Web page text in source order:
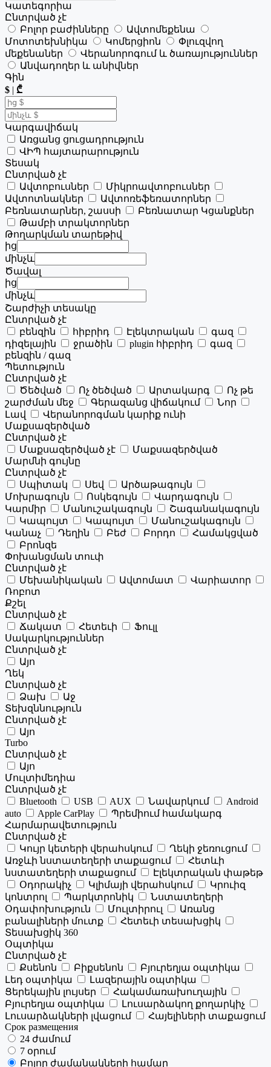
Կատեգորիա
Ընտրված չէ
Բոլոր բաժինները
Ավտոմեքենա
Մոտոտեխնիկա
Կոմերցիոն
Փլուզվող
մեքենաներ
Վերանորոգում և ծառայություններ
Անվադողեր և անիվներ
Գին
$ | ₾
Կարգավիճակ
Առցանց ցուցադրություն
ՎԻՊ հայտարարություն
Տեսակ
Ընտրված չէ
Ավտոբուսներ
Միկրոավտոբուսներ
Ավտոտնակներ
Ավտոռեֆեռատորներ
Բեռնատարներ, շասսի
Բեռնատար Կցանքներ
Թամբի տրակտորներ
Թողարկման տարեթիվ
ից
մինչև
Ծավալ
ից
մինչև
Շարժիչի տեսակը
Ընտրված չէ
բենզին
հիբրիդ Էլեկտրական
գազ
դիզելային
ջրածին plugin հիբրիդ
գազ
բենզին / գազ
Պետություն
Ընտրված չէ
Ծեծված
Ոչ ծեծված Արտակարգ
Ոչ թե
շարժման մեջ
Գերազանց վիճակում
Նոր
Լավ
Վերանորոգման կարիք ունի
Մաքսազերծված
Ընտրված չէ
Մաքսազերծված չէ
Մաքսազերծված
Մարմնի գույնը
Ընտրված չէ
Սպիտակ
Սեվ
Արծաթագույն
Մոխրագույն
Ոսկեգույն
Վարդագույն
Կարմիր
Մանուշակագույն
Շագանակագույն
Կապույտ
Կապույտ
Մանուշակագույն
Կանաչ
Դեղին Բեժ Բորդո
Համակցված
Բրոնզե
Փոխանցման տուփ
Ընտրված չէ
Մեխանիկական
Ավտոմատ
Վարիատոր
Ռոբոտ
Քշել
Ընտրված չէ
Ճակատ
Հետեւի
Ֆուլլ
Սակարկություններ
Ընտրված չէ
Այո
Ղեկ
Ընտրված չէ
Ձախ
Աջ
Տեխզննություն
Ընտրված չէ
Այո
Turbo
Ընտրված չէ
Այո
Մուլտիմեդիա
Ընտրված չէ
Bluetooth
USB AUX Նավարկում
Android
auto
Apple CarPlay
Պրեմիում համակարգ
Հարմարավետություն
Ընտրված չէ
Կույր կետերի վերահսկում
Ղեկի ջեռուցում
Առջևի նստատեղերի տաքացում
Հետևի
նստատեղերի տաքացում
Էլեկտրական փաթեթ
Օդորակիչ
Կլիմայի վերահսկում
Կրուիզ
կոնտրոլ
Պարկտրոնիկ
Նստատեղերի
Օդափոխություն
Մուլտիրուլ
Առանց
բանալիների մուտք
Հետեւի տեսախցիկ
Տեսախցիկ 360
Օպտիկա
Ընտրված չէ
Քսենոն
Բիքսենոն
Բյուրեղյա օպտիկա
Լեդ օպտիկա
Լազերային օպտիկա
Ցերեկային լույսեր
Հակամառախուղային
Բյուրեղյա օպտիկա
Լուսարձակող քողարկիչ
Լուսարձակների լվացում
Հայելիների տաքացում
Срок размещения
24 ժամում
7 օրում
Բոլոր ժամանակների համար